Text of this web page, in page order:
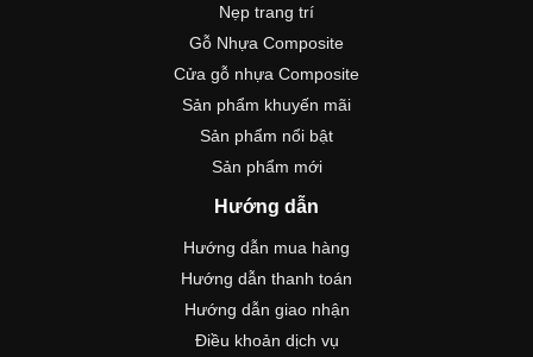
Nẹp trang trí
Gỗ Nhựa Composite
Cửa gỗ nhựa Composite
Sản phẩm khuyến mãi
Sản phẩm nổi bật
Sản phẩm mới
Hướng dẫn
Hướng dẫn mua hàng
Hướng dẫn thanh toán
Hướng dẫn giao nhận
Điều khoản dịch vụ